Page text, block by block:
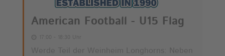
American Football - U15 Flag
17:00 - 18:30 Uhr
Werde Teil der Weinheim Longhorns: Neben